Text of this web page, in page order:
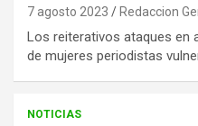
7 agosto 2023 Redaccion
Los reiterativos ataques en
de mujeres periodistas
NOTICIAS